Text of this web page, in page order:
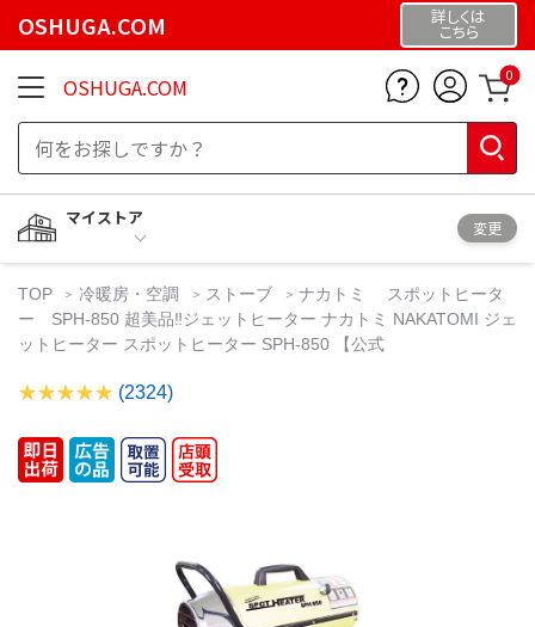
OSHUGA.COM 詳しくは
こちら
OSHUGA.COM 0
マイストア
変更
TOP 冷暖房・空調 ストーブ
ナカトミ スポットヒータ
ー SPH-850 超美品‼️ジェットヒーター ナカトミ NAKATOMI ジェ
ットヒーター スポットヒーター SPH-850 【公式
(2324)